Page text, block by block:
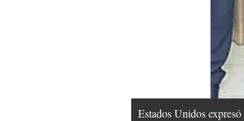
Estados Unidos